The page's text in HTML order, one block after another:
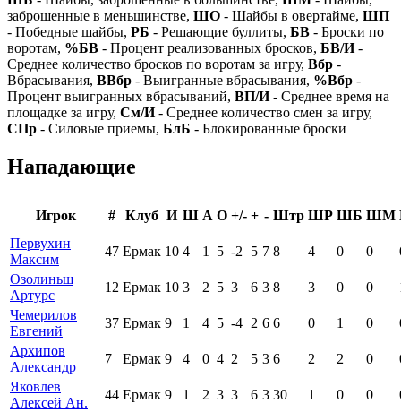
заброшенные в меньшинстве, ШО - Шайбы в овертайме, ШП
- Победные шайбы, РБ - Решающие буллиты, БВ - Броски по
воротам, %БВ - Процент реализованных бросков, БВ/И-
Среднее количество бросков по воротам за игру, Вбр -
Вбрасывания, ВВбр - Выигранные вбрасывания, %Вбр -
Процент выигранных вбрасываний, ВП/И- Среднее время на
площадке за игру, См/И- Среднее количество смен за игру,
СПр - Силовые приемы, БлБ - Блокированные броски
Нападающие
Игрок # Клуб И Ш А О +/- + - Штр ШР ШБ ШМ
Первухин
Максим
47 Ермак 10 4 1 5 -2 5 7 8 4 0 0
Озолиньш
Артурс
12 Ермак 10 3 2 5 3 6 3 8 3 0 0
Чемерилов
Евгений
37 Ермак 9 1 4 5 -4 2 6 6 0 1 0
Архипов
Александр
7 Ермак 9 4 0 4 2 5 3 6 2 2 0
Яковлев
Алексей Ан.
44 Ермак 9 1 2 3 3 6 3 30 1 0 0